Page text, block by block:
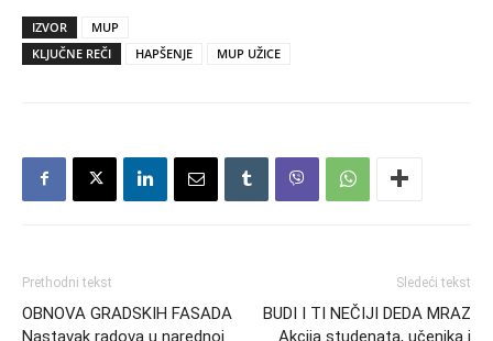
IZVOR
MUP
KLJUČNE REČI
HAPŠENJE MUP UŽICE
Prethodni tekst
OBNOVA GRADSKIH FASADA
Nastavak radova u narednoj
Sledeći tekst
BUDI I TI NEČIJI DEDA MRAZ
Akcija studenata, učenika i